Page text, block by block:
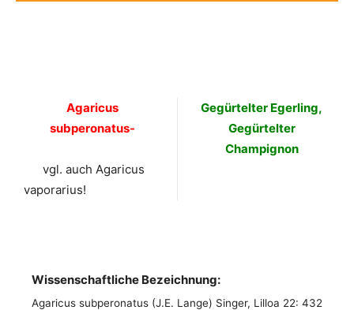
Agaricus
subperonatus-
vgl. auch Agaricus
vaporarius!
Gegürtelter Egerling,
Gegürtelter
Champignon
Wissenschaftliche Bezeichnung:
Agaricus subperonatus (J.E. Lange) Singer, Lilloa 22: 432